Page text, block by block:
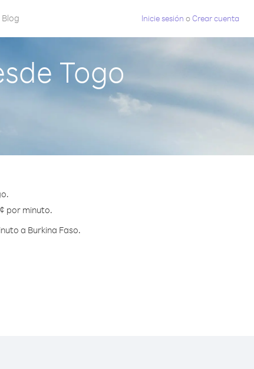
Blog Inicie sesión oCrear cuenta
Togo
por minuto.
a Burkina Faso.